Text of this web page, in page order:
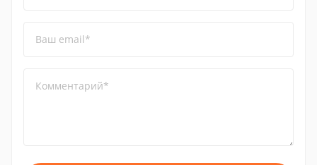
Ваш email*
Комментарий*